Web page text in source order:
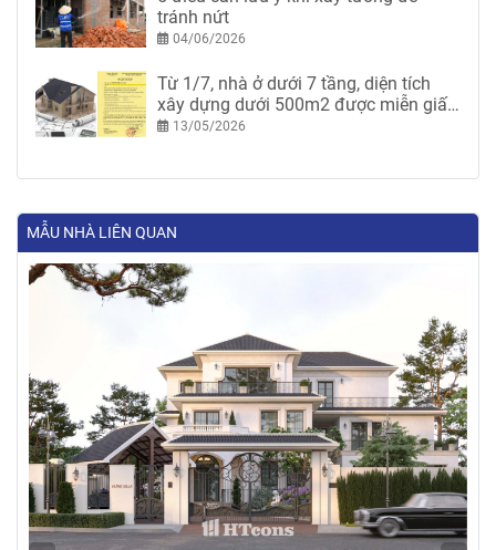
tránh nứt
04/06/2026
Từ 1/7, nhà ở dưới 7 tầng, diện tích
xây dựng dưới 500m2 được miễn giấy
phép xây dựng
13/05/2026
MẪU NHÀ LIÊN QUAN
12/01/2026